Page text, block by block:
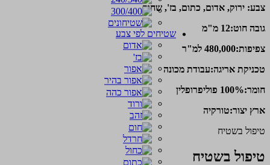
שטיחים לפי צבע
צבע: ירוק, אדום, כתום, בז', שחור
גובה חוט:12 מ"מ
צפיפות:480,000 למ"ר
טכניקת אריגה:עבודת מכונה
חומר:100% פוליפרופלין
ארץ יצור:טורקיה
טיפול בשטיח
טיפול בשטיח